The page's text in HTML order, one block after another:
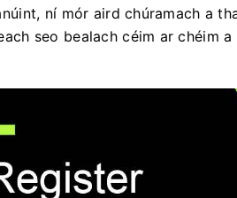
ní mór aird chúramach a
seo bealach céim ar chéim